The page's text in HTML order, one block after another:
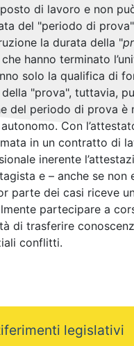
di lavoro e non
del "periodo di
la durata della "
hanno terminato
solo la qualifica di
"prova", tuttavia,
del periodo di prova è
Con
in un contratto di
inerente
e – anche se non
parte dei casi riceve
partecipare a
di trasferire
conflitti.
legislativi